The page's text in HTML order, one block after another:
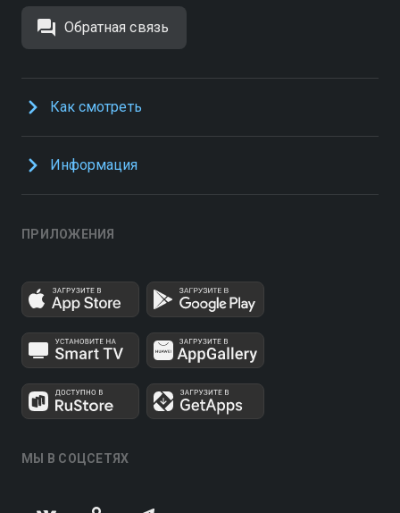
Обратная связь
Как смотреть
Информация
ПРИЛОЖЕНИЯ
МЫ В СОЦСЕТЯХ